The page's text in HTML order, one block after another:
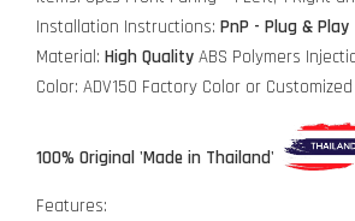
Installation Instructions: PnP - Plug & Play
Material: High Quality ABS Polymers
Color: ADV150 Factory Color or
100% Original 'Made in Thailand'
Features: